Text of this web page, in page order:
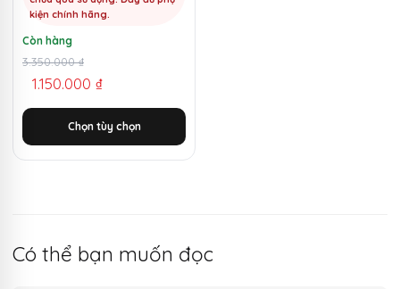
kiện chính hãng.
Còn hàng
3.350.000₫
Giá
gốc
là:
3.350.000 ₫.
1.150.000 ₫
Giá
hiện
tại
là:
1.150.000 ₫.
Chọn tùy chọn
trang
sản
phẩm
Có thể bạn muốn đọc